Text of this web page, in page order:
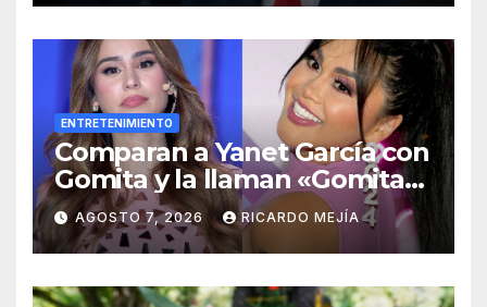
ENTRETENIMIENTO
Comparan a Yanet García con
Gomita y la llaman «Gomita
Premium»
AGOSTO 7, 2026 RICARDO MEJÍA